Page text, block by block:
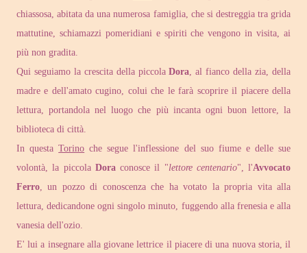
chiassosa, abitata da una numerosa famiglia, che si destreggia tra grida
mattutine, schiamazzi pomeridiani e spiriti che vengono in visita, ai
più non gradita.
Qui seguiamo la crescita della piccolaDora, al fianco della zia, della
madre e dell'amato cugino, colui che le farà scoprire il piacere della
lettura, portandola nel luogo che più incanta ogni buon lettore, la
biblioteca di città.
In questaTorino che segue l'inflessione del suo fiume e delle sue
volontà, la piccola Doraconosce il "lettore centenario", l'Avvocato
Ferro, un pozzo di conoscenza che ha votato la propria vita alla
lettura, dedicandone ogni singolo minuto, fuggendo alla frenesia e alla
vanesia dell'ozio.
E' lui a insegnare alla giovane lettrice il piacere di una nuova storia, il